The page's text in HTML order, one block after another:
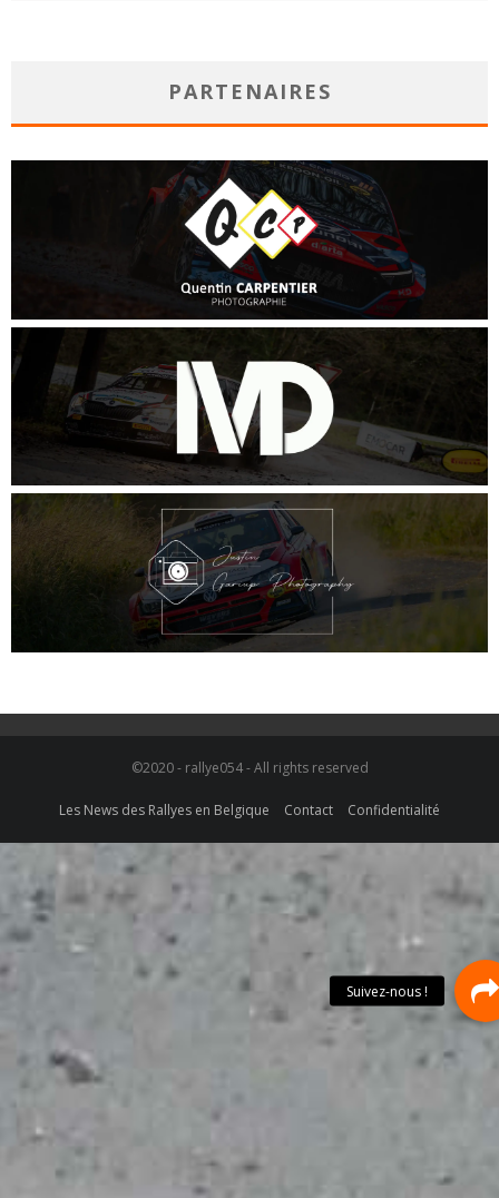
PARTENAIRES
©2020 - rallye054 - All rights reserved
Les News des Rallyes en Belgique Contact Confidentialité